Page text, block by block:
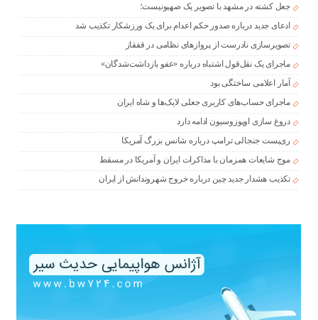
جعل کشته در مشهد با تصویر یک صهیونیست؛
ادعای جدید درباره صدور حکم اعدام برای یک ورزشکار تکذیب شد
تصویرسازی نادرست از پروازهای نظامی در قفقاز
ماجرای یک نقل‌قول اشتباه درباره «عفو بازداشت‌شدگان»
آمار اعلامی ساختگی بود
ماجرای حساب‌های کاربری جعلی لایک‌ها و شاه ایران
دروغ سازی اوپوزوسیون ادامه دارد
ری‌پست جنجالی ترامپ درباره شانس بزرگ آمریکا
موج شایعات همزمان با مذاکرات ایران و آمریکا در مسقط
تکذیب هشدار جدید چین درباره خروج شهروندانش از ایران